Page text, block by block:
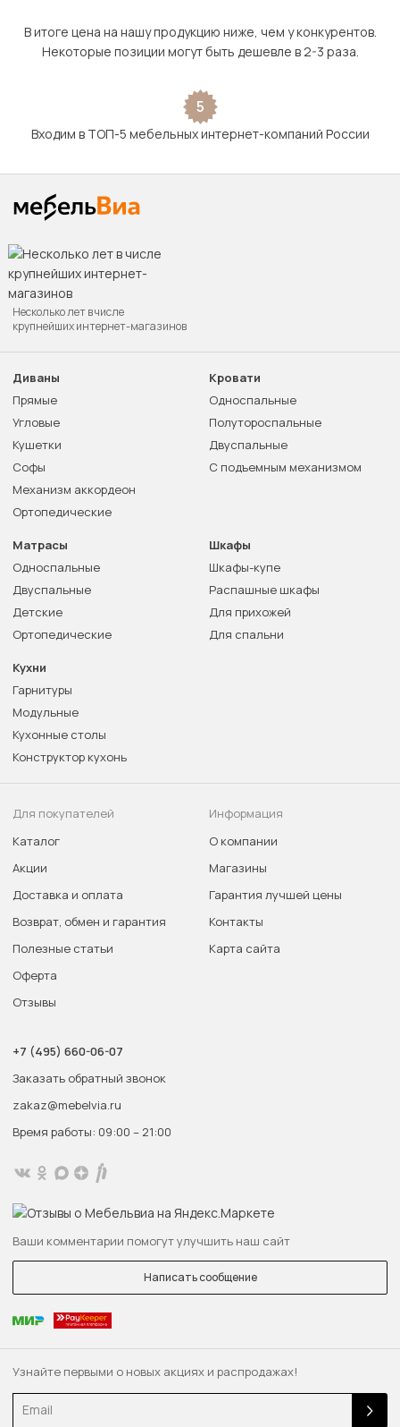
В итоге цена на нашу продукцию ниже, чем у конкурентов.
Некоторые позиции могут быть дешевле в 2-3 раза.
5
Входим в ТОП-5 мебельных интернет-компаний России
Узнайте первыми о новых акциях и распродажах!
Email
Несколько лет в числе
крупнейших интернет-магазинов
Диваны
Прямые
Угловые
Кушетки
Софы
Механизм аккордеон
Ортопедические
Кровати
Односпальные
Полутороспальные
Двуспальные
С подъемным механизмом
Матрасы
Односпальные
Двуспальные
Детские
Ортопедические
Шкафы
Шкафы-купе
Распашные шкафы
Для прихожей
Для спальни
Кухни
Гарнитуры
Модульные
Кухонные столы
Конструктор кухонь
Для покупателей
Каталог
Акции
Доставка и оплата
Возврат, обмен и гарантия
Полезные статьи
Оферта
Отзывы
Информация
О компании
Магазины
Гарантия лучшей цены
Контакты
Карта сайта
+7 (495) 660-06-07
Заказать обратный звонок
zakaz@mebelvia.ru
Время работы: 09:00 – 21:00
Ваши комментарии помогут улучшить наш сайт
Написать сообщение